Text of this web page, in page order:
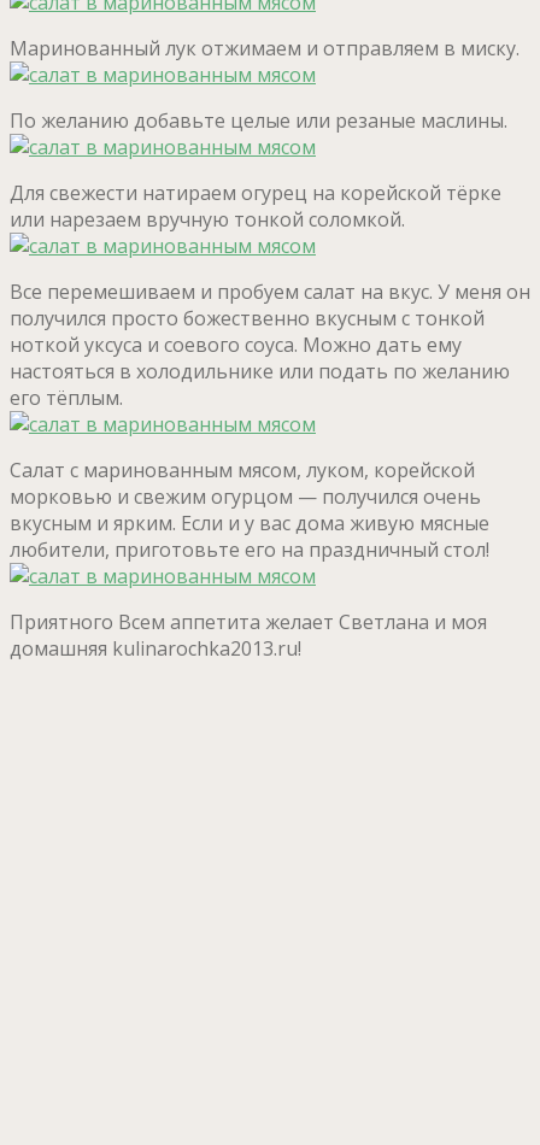
Маринованный лук отжимаем и отправляем в миску.
По желанию добавьте целые или резаные маслины.
Для свежести натираем огурец на корейской тёрке
или нарезаем вручную тонкой соломкой.
Все перемешиваем и пробуем салат на вкус. У меня он
получился просто божественно вкусным с тонкой
ноткой уксуса и соевого соуса. Можно дать ему
настояться в холодильнике или подать по желанию
его тёплым.
Салат с маринованным мясом, луком, корейской
морковью и свежим огурцом — получился очень
вкусным и ярким. Если и у вас дома живую мясные
любители, приготовьте его на праздничный стол!
Приятного Всем аппетита желает Светлана и моя
домашняя kulinarochka2013.ru!